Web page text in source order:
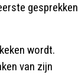
gesprekken
wordt.
van zijn